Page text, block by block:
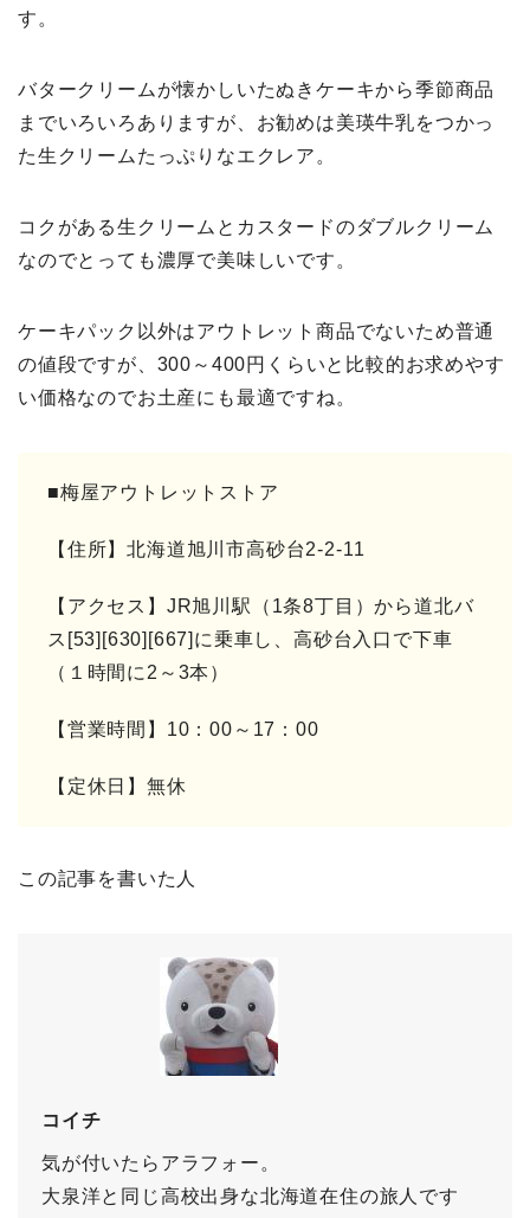
す。
バタークリームが懐かしいたぬきケーキから季節商品
までいろいろありますが、お勧めは美瑛牛乳をつかっ
た生クリームたっぷりなエクレア。
コクがある生クリームとカスタードのダブルクリーム
なのでとっても濃厚で美味しいです。
ケーキパック以外はアウトレット商品でないため普通
の値段ですが、300～400円くらいと比較的お求めやす
い価格なのでお土産にも最適ですね。
■梅屋アウトレットストア
【住所】北海道旭川市高砂台2-2-11
【アクセス】JR旭川駅（1条8丁目）から道北バ
ス[53][630][667]に乗車し、高砂台入口で下車
（１時間に2～3本）
【営業時間】10：00～17：00
【定休日】無休
この記事を書いた人
コイチ
気が付いたらアラフォー。
大泉洋と同じ高校出身な北海道在住の旅人です